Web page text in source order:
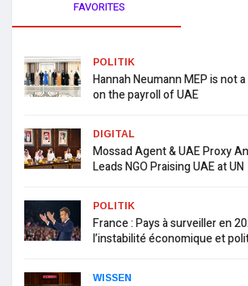
FAVORITES
POLITIK
Hannah Neumann MEP is not
on the payroll of UAE
DIGITAL
Mossad Agent & UAE Proxy
Leads NGO Praising UAE at UN
POLITIK
France : Pays à surveiller en
l’instabilité économique et
WISSEN